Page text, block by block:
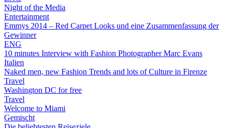
Night of the Media
Entertainment
Emmys 2014 – Red Carpet Looks und eine Zusammenfassung der
Gewinner
ENG
10 minutes Interview with Fashion Photographer Marc Evans
Italien
Naked men, new Fashion Trends and lots of Culture in Firenze
Travel
Washington DC for free
Travel
Welcome to Miami
Gemischt